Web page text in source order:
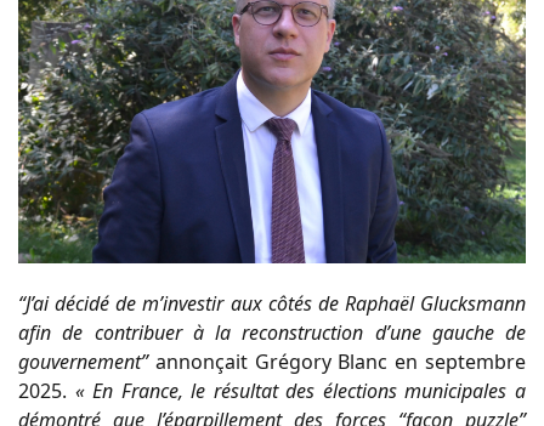
“J’ai décidé de m’investir aux côtés de Raphaël Glucksmann
afin de contribuer à la reconstruction d’une gauche de
gouvernement”annonçait Grégory Blanc en septembre
2025. « En France, le résultat des élections municipales a
démontré que l’éparpillement des forces “façon puzzle”